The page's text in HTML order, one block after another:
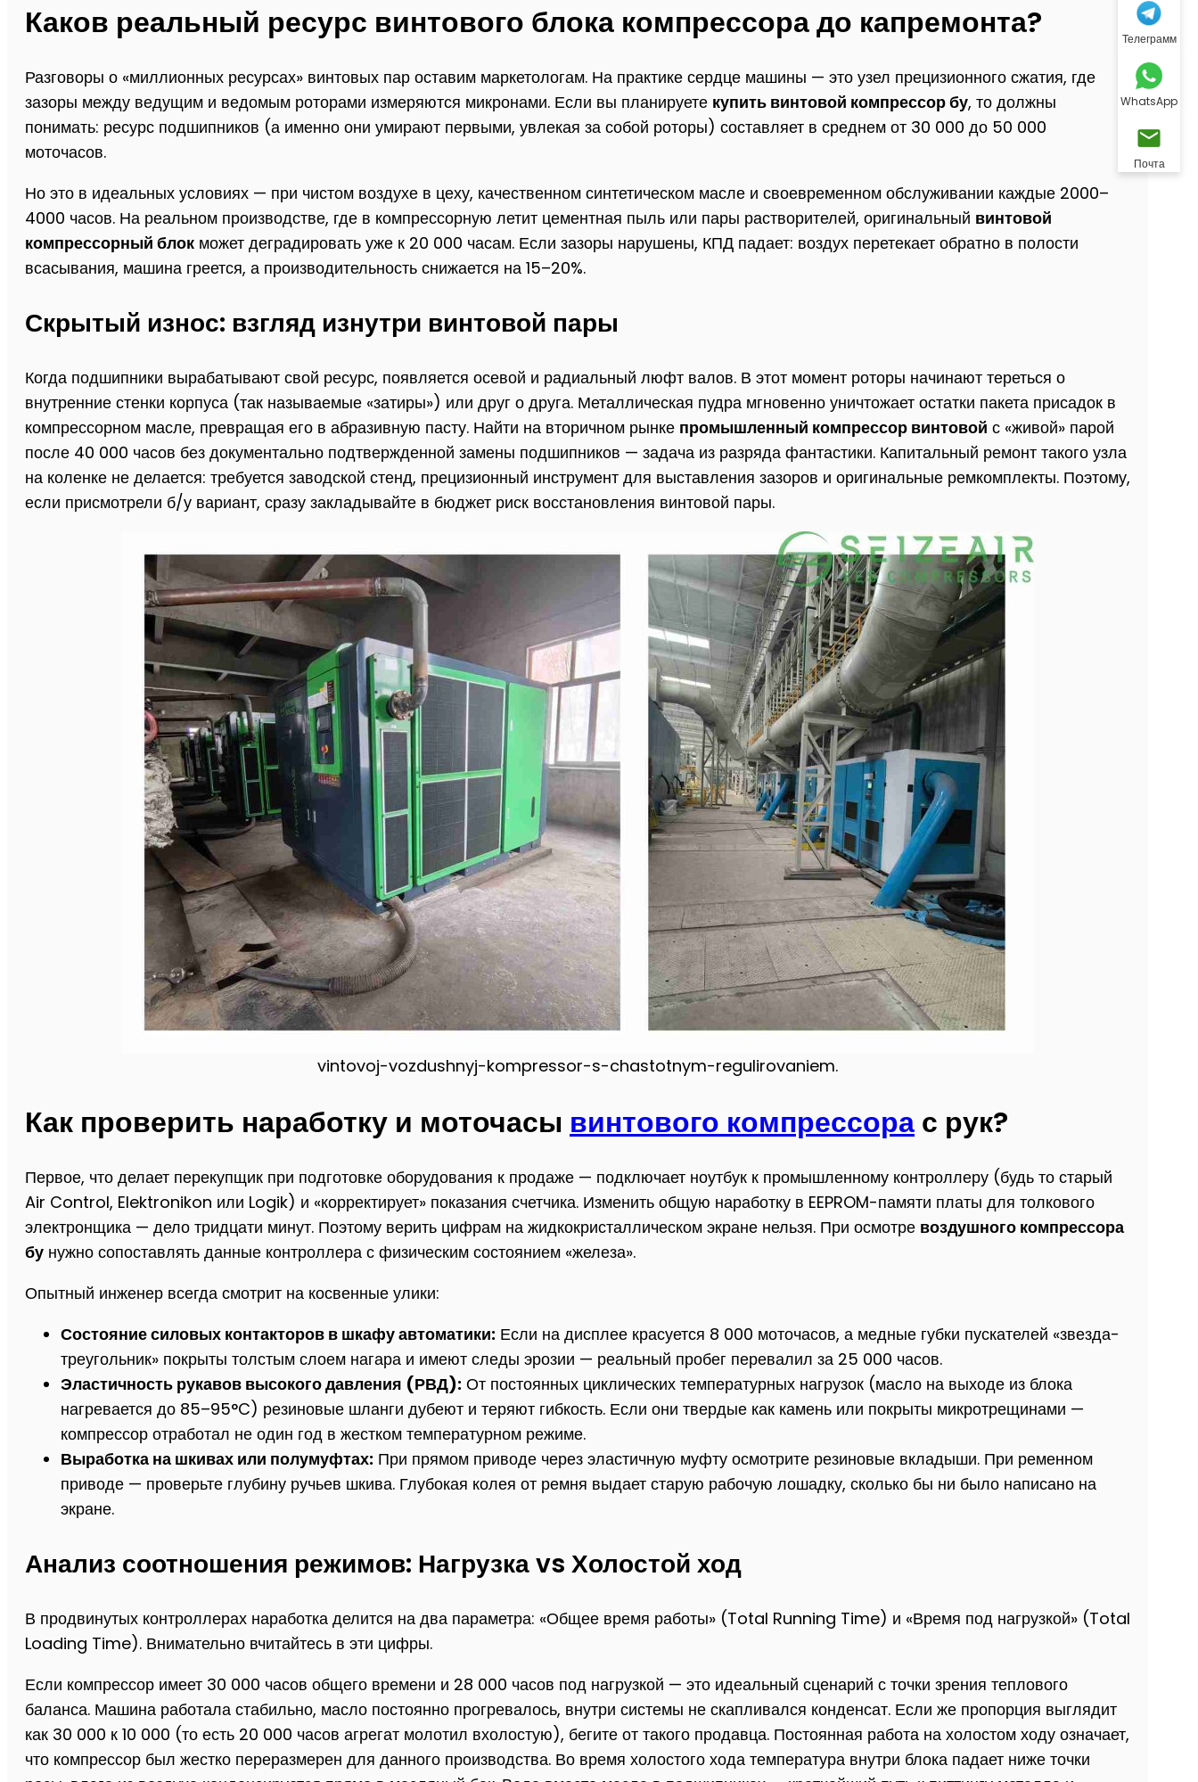
Телеграмм
WhatsApp
Почта
Каков реальный ресурс винтового блока компрессора до капремонта?
Разговоры о «миллионных ресурсах» винтовых пар оставим маркетологам. На практике сердце машины — это узел прецизионного сжатия, где
зазоры между ведущим и ведомым роторами измеряются микронами. Если вы планируете купить винтовой компрессор бу, то должны
понимать: ресурс подшипников (а именно они умирают первыми, увлекая за собой роторы) составляет в среднем от 30 000 до 50 000
моточасов.
Но это в идеальных условиях — при чистом воздухе в цеху, качественном синтетическом масле и своевременном обслуживании каждые 2000–
4000 часов. На реальном производстве, где в компрессорную летит цементная пыль или пары растворителей, оригинальный винтовой
компрессорный блок может деградировать уже к 20 000 часам. Если зазоры нарушены, КПД падает: воздух перетекает обратно в полости
всасывания, машина греется, а производительность снижается на 15–20%.
Скрытый износ: взгляд изнутри винтовой пары
Когда подшипники вырабатывают свой ресурс, появляется осевой и радиальный люфт валов. В этот момент роторы начинают тереться о
внутренние стенки корпуса (так называемые «затиры») или друг о друга. Металлическая пудра мгновенно уничтожает остатки пакета присадок в
компрессорном масле, превращая его в абразивную пасту. Найти на вторичном рынке промышленный компрессор винтовой с «живой» парой
после 40 000 часов без документально подтвержденной замены подшипников — задача из разряда фантастики. Капитальный ремонт такого узла
на коленке не делается: требуется заводской стенд, прецизионный инструмент для выставления зазоров и оригинальные ремкомплекты. Поэтому,
если присмотрели б/у вариант, сразу закладывайте в бюджет риск восстановления винтовой пары.
vintovoj-vozdushnyj-kompressor-s-chastotnym-regulirovaniem.
Как проверить наработку и моточасы винтового компрессора с рук?
Первое, что делает перекупщик при подготовке оборудования к продаже — подключает ноутбук к промышленному контроллеру (будь то старый
Air Control, Elektronikon или Logik) и «корректирует» показания счетчика. Изменить общую наработку в EEPROM-памяти платы для толкового
электронщика — дело тридцати минут. Поэтому верить цифрам на жидкокристаллическом экране нельзя. При осмотре воздушного компрессора
бу нужно сопоставлять данные контроллера с физическим состоянием «железа».
Опытный инженер всегда смотрит на косвенные улики:
Состояние силовых контакторов в шкафу автоматики: Если на дисплее красуется 8 000 моточасов, а медные губки пускателей «звезда-
треугольник» покрыты толстым слоем нагара и имеют следы эрозии — реальный пробег перевалил за 25 000 часов.
Эластичность рукавов высокого давления (РВД): От постоянных циклических температурных нагрузок (масло на выходе из блока
нагревается до 85–95°C) резиновые шланги дубеют и теряют гибкость. Если они твердые как камень или покрыты микротрещинами —
компрессор отработал не один год в жестком температурном режиме.
Выработка на шкивах или полумуфтах: При прямом приводе через эластичную муфту осмотрите резиновые вкладыши. При ременном
приводе — проверьте глубину ручьев шкива. Глубокая колея от ремня выдает старую рабочую лошадку, сколько бы ни было написано на
экране.
Анализ соотношения режимов: Нагрузка vs Холостой ход
В продвинутых контроллерах наработка делится на два параметра: «Общее время работы» (Total Running Time) и «Время под нагрузкой» (Total
Loading Time). Внимательно вчитайтесь в эти цифры.
Если компрессор имеет 30 000 часов общего времени и 28 000 часов под нагрузкой — это идеальный сценарий с точки зрения теплового
баланса. Машина работала стабильно, масло постоянно прогревалось, внутри системы не скапливался конденсат. Если же пропорция выглядит
как 30 000 к 10 000 (то есть 20 000 часов агрегат молотил вхолостую), бегите от такого продавца. Постоянная работа на холостом ходу означает,
что компрессор был жестко переразмерен для данного производства. Во время холостого хода температура внутри блока падает ниже точки